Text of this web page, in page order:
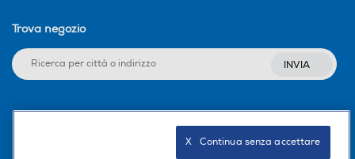
Trova negozio
INVIA
X   Continua senza accettare